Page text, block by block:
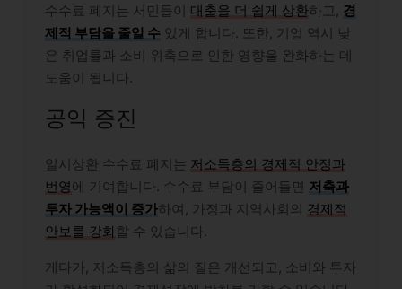
수수료 폐지는 서민들이 대출을 더 쉽게 상환하고, 경
제적 부담을 줄일 수 있게 합니다. 또한, 기업 역시 낮
은 취업률과 소비 위축으로 인한 영향을 완화하는 데
도움이 됩니다.
공익 증진
일시상환 수수료 폐지는 저소득층의 경제적 안정과
번영에 기여합니다. 수수료 부담이 줄어들면 저축과
투자 가능액이 증가하여, 가정과 지역사회의 경제적
안보를 강화할 수 있습니다.
게다가, 저소득층의 삶의 질은 개선되고, 소비와 투자